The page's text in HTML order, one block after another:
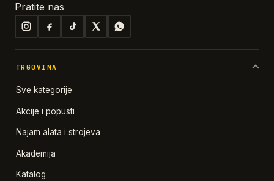
Pratite nas
TRGOVINA
Sve kategorije
Akcije i popusti
Najam alata i strojeva
Akademija
Katalog